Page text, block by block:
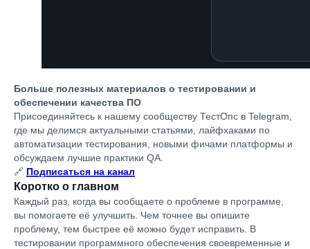
Больше полезных материалов о тестировании и
обеспечении качества ПО
Присоединяйтесь к нашему сообществу ТестОпс в Telegram,
где мы делимся актуальными статьями, лайфхаками по
автоматизации тестирования, новыми фичами платформы и
обсуждаем лучшие практики QA.
🔗 Подписаться на канал
Коротко о главном
Каждый раз, когда вы сообщаете о проблеме в программе,
вы помогаете её улучшить. Чем точнее вы опишите
проблему, тем быстрее её можно будет исправить. В
тестировании программного обеспечения своевременные и